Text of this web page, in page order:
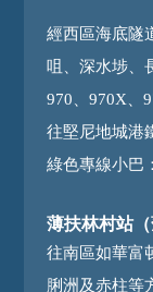
經西區海底隧
咀、深水埗、
970、970X、
往堅尼地城港
綠色專線小巴
薄扶林村站（
往南區如華富
脷洲及赤柱等